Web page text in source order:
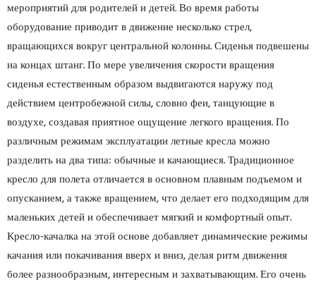
мероприятий для родителей и детей. Во время работы
оборудование приводит в движение несколько стрел,
вращающихся вокруг центральной колонны. Сиденья подвешены
на концах штанг. По мере увеличения скорости вращения
сиденья естественным образом выдвигаются наружу под
действием центробежной силы, словно феи, танцующие в
воздухе, создавая приятное ощущение легкого вращения. По
различным режимам эксплуатации летные кресла можно
разделить на два типа: обычные и качающиеся. Традиционное
кресло для полета отличается в основном плавным подъемом и
опусканием, а также вращением, что делает его подходящим для
маленьких детей и обеспечивает мягкий и комфортный опыт.
Кресло-качалка на этой основе добавляет динамические режимы
качания или покачивания вверх и вниз, делая ритм движения
более разнообразным, интересным и захватывающим. Его очень